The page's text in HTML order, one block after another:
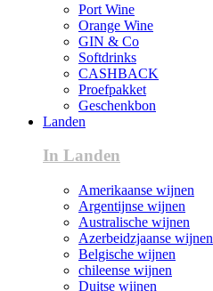
Port Wine
Orange Wine
GIN & Co
Softdrinks
CASHBACK
Proefpakket
Geschenkbon
Landen
In Landen
Amerikaanse wijnen
Argentijnse wijnen
Australische wijnen
Azerbeidzjaanse wijnen
Belgische wijnen
chileense wijnen
Duitse wijnen